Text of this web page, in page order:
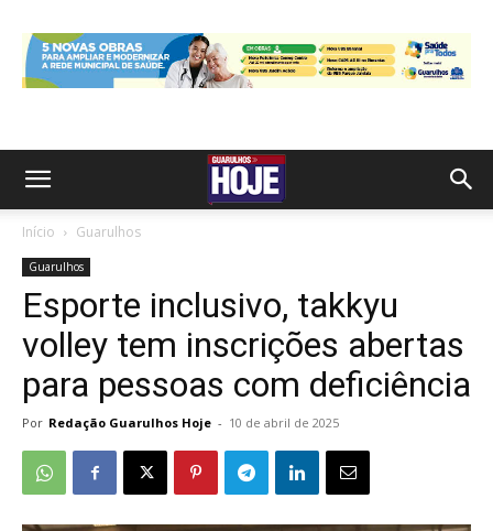
Início Guarulhos
Guarulhos
Esporte inclusivo, takkyu
volley tem inscrições abertas
para pessoas com deficiência
Por Redação Guarulhos Hoje - 10 de abril de 2025